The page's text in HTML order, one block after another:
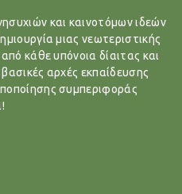
και καινοτόμων ιδεών
μιας νεωτεριστικής
κάθε υπόνοια δίαιτας και
αρχές εκπαίδευσης
συμπεριφοράς